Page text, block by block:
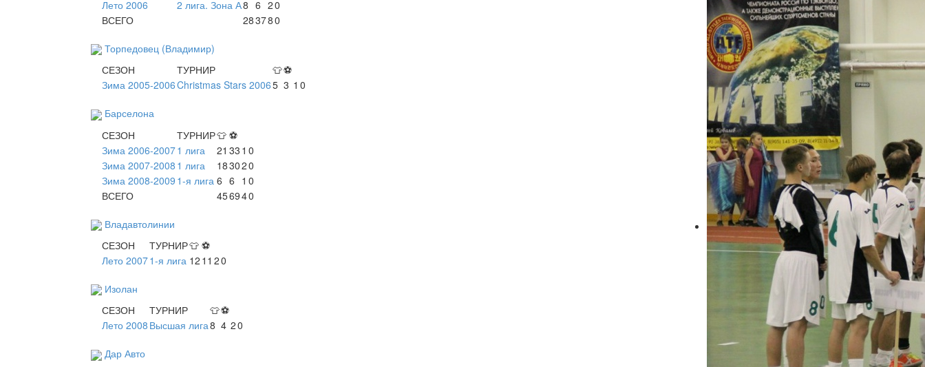
Лето 2006
2 лига. Зона А8 6 20
ВСЕГО
283780
Торпедовец (Владимир)
СЕЗОН
ТУРНИР 👕⚽
Зима 2005-2006Christmas Stars 20065 3 1 0
Барселона
СЕЗОН
ТУРНИР👕 ⚽
Зима 2006-20071 лига 21 33 1 0
Зима 2007-2008 1 лига 183020
Зима 2008-2009 1-я лига 6 6 1 0
ВСЕГО
456940
Владавтолинии
СЕЗОН
ТУРНИР👕 ⚽
Лето 20071-я лига 12 11 20
Изолан
СЕЗОН
ТУРНИР 👕⚽
Лето 2008 Высшая лига8 4 20
Дар Авто